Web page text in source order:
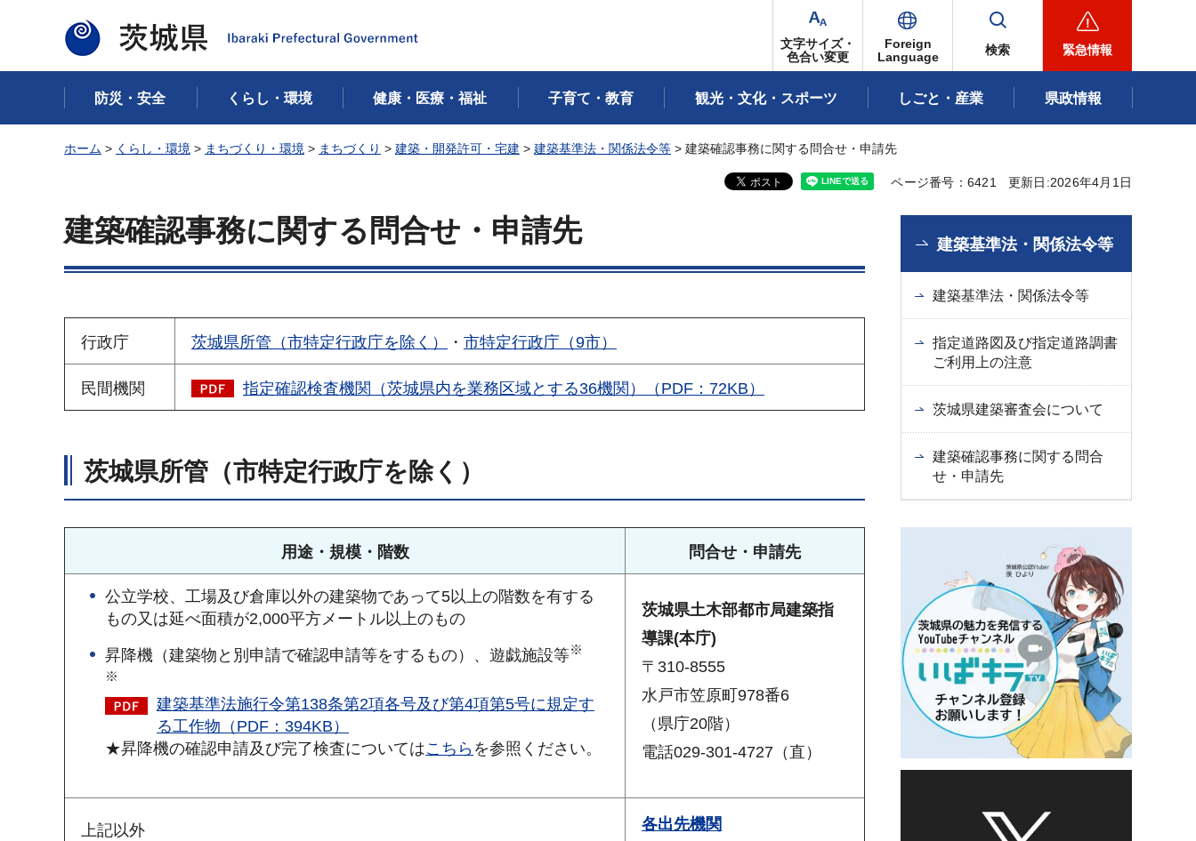
茨城県
文字サイズ・
色合い変更
Foreign
Language
検索 緊急情報
防災・安全 くらし・環境 健康・医療・福祉 子育て・教育 観光・文化・スポーツ しごと・産業 県政情報
ホーム > くらし・環境 > まちづくり・環境 > まちづくり > 建築・開発許可・宅建 > 建築基準法・関係法令等 > 建築確認事務に関する問合せ・申請先
ページ番号：6421 更新日:2026年4月1日
建築確認事務に関する問合せ・申請先
行政庁 茨城県所管（市特定行政庁を除く） ・ 市特定行政庁（9市）
民間機関 指定確認検査機関（茨城県内を業務区域とする36機関）（PDF：72KB）
茨城県所管（市特定行政庁を除く）
用途・規模・階数 問合せ・申請先
公立学校、工場及び倉庫以外の建築物であって5以上の階数を有する
もの又は延べ面積が2,000平方メートル以上のもの
昇降機（建築物と別申請で確認申請等をするもの）、遊戯施設等※
※
建築基準法施行令第138条第2項各号及び第4項第5号に規定す
る工作物（PDF：394KB）
★昇降機の確認申請及び完了検査についてはこちら を参照ください。
茨城県土木部都市局建築指
導課(本庁)
〒310-8555
水戸市笠原町978番6
（県庁20階）
電話029-301-4727（直）
上記以外 各出先機関
建築基準法・関係法令等
建築基準法・関係法令等
指定道路図及び指定道路調書
ご利用上の注意
茨城県建築審査会について
建築確認事務に関する問合
せ・申請先